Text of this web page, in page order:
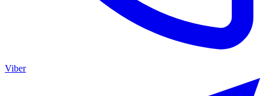
Viber